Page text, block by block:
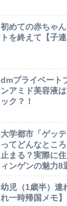
初めての赤ちゃ
トを終えて【子
dmプライベート
ンアミド美容液
ック？！
大学都市「ゲッ
ってどんなとこ
止まる？実際に
ィンゲンの魅力8
幼児（1歳半）連
れ一時帰国メモ】